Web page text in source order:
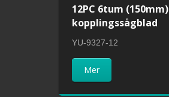
12PC 6tum (150mm)
kopplingssågblad
YU-9327-12
Mer